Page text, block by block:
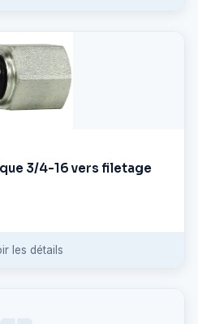
3/4-16 vers filetage
les détails